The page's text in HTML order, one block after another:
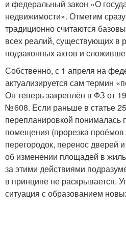
и федеральный закон «О
недвижимости». Отметим
традиционно считаются
всех реалий, существующих в
подзаконных актов и
Собственно, с 1 апреля на
актуализируется сам термин
Он теперь закреплён в ФЗ от
№ 608. Если раньше в статье
перепланировкой понималась
помещения (прорезка проёмов
перегородок, перенос дверей
об изменении площадей в
за этими действиями
в принципе не раскрывается.
ситуация с образованием